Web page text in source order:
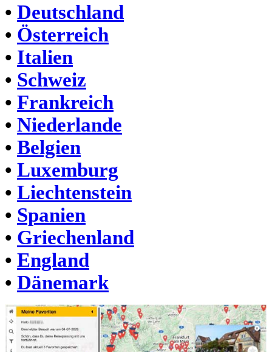
• Deutschland
• Österreich
• Italien
• Schweiz
• Frankreich
• Niederlande
• Belgien
• Luxemburg
• Liechtenstein
• Spanien
• Griechenland
• England
• Dänemark